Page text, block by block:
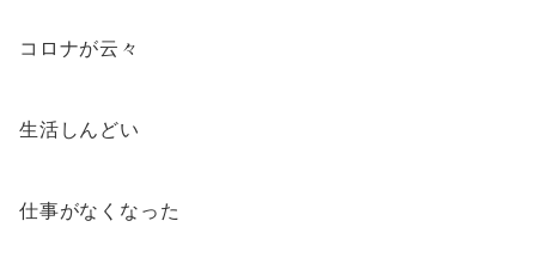
コロナが云々
生活しんどい
仕事がなくなった